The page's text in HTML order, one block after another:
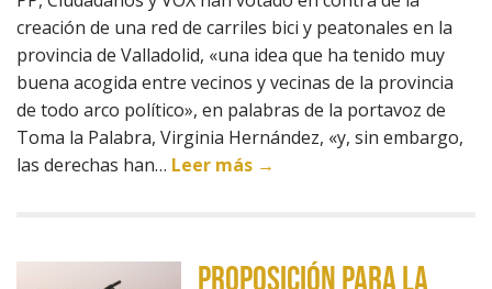
creación de una red de carriles bici y peatonales en la
provincia de Valladolid, «una idea que ha tenido muy
buena acogida entre vecinos y vecinas de la provincia
de todo arco político», en palabras de la portavoz de
Toma la Palabra, Virginia Hernández, «y, sin embargo,
las derechas han… Leer más →